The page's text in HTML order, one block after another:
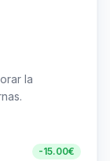
la
-15.00€